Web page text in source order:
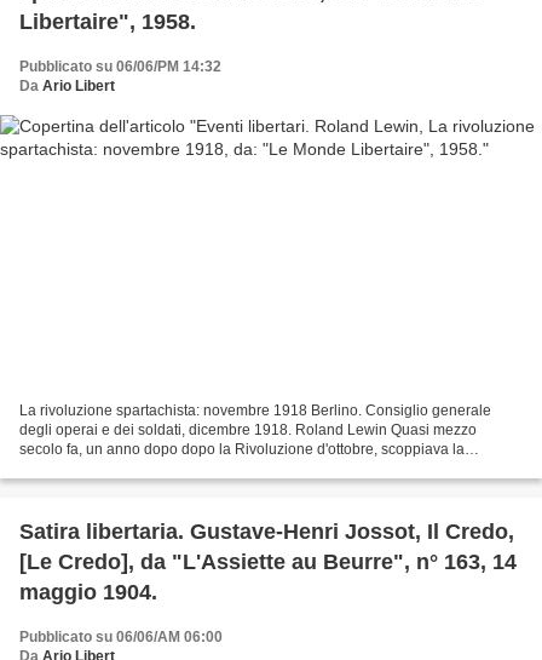
Libertaire", 1958.
Pubblicato su 06/06/PM 14:32
Da Ario Libert
La rivoluzione spartachista: novembre 1918 Berlino. Consiglio generale
degli operai e dei soldati, dicembre 1918. Roland Lewin Quasi mezzo
secolo fa, un anno dopo dopo la Rivoluzione d'ottobre, scoppiava la
Satira libertaria. Gustave-Henri Jossot, Il Credo,
[Le Credo], da "L'Assiette au Beurre", n° 163, 14
maggio 1904.
Pubblicato su 06/06/AM 06:00
Da Ario Libert